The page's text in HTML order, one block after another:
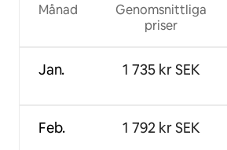
Månad
Jan.
Feb.
Genomsnittliga
priser
1 735 kr SEK
1 792 kr SEK